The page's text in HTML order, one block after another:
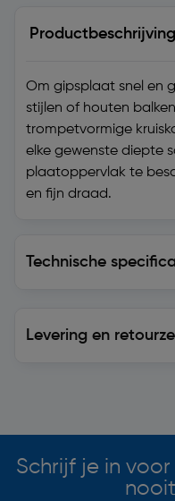
Productbeschrijving
Om gipsplaat snel en
stijlen of houten
trompetvormige
elke gewenste diepte
plaatoppervlak te
en fijn draad.
Technische
Levering en
Schrijf je in